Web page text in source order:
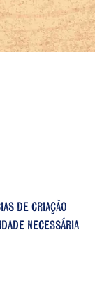
de criação
necessária